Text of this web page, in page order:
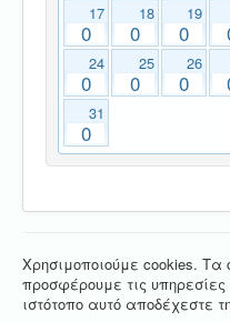
17
0
18
0
19
0
24
0
25
0
26
0
31
0
Χρησιμοποιούμε cookies. Τα
προσφέρουμε τις
ιστότοπο αυτό αποδέχεστε